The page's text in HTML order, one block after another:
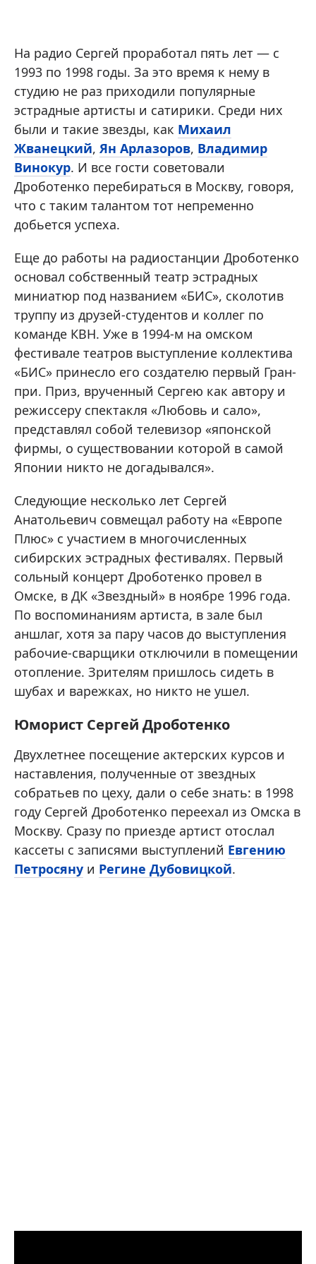
На радио Сергей проработал пять лет — с
1993 по 1998 годы. За это время к нему в
студию не раз приходили популярные
эстрадные артисты и сатирики. Среди них
были и такие звезды, как Михаил
Жванецкий, Ян Арлазоров, Владимир
Винокур. И все гости советовали
Дроботенко перебираться в Москву, говоря,
что с таким талантом тот непременно
добьется успеха.
Еще до работы на радиостанции Дроботенко
основал собственный театр эстрадных
миниатюр под названием «БИС», сколотив
труппу из друзей-студентов и коллег по
команде КВН. Уже в 1994-м на омском
фестивале театров выступление коллектива
«БИС» принесло его создателю первый Гран-
при. Приз, врученный Сергею как автору и
режиссеру спектакля «Любовь и сало»,
представлял собой телевизор «японской
фирмы, о существовании которой в самой
Японии никто не догадывался».
Следующие несколько лет Сергей
Анатольевич совмещал работу на «Европе
Плюс» с участием в многочисленных
сибирских эстрадных фестивалях. Первый
сольный концерт Дроботенко провел в
Омске, в ДК «Звездный» в ноябре 1996 года.
По воспоминаниям артиста, в зале был
аншлаг, хотя за пару часов до выступления
рабочие-сварщики отключили в помещении
отопление. Зрителям пришлось сидеть в
шубах и варежках, но никто не ушел.
Юморист Сергей Дроботенко
Двухлетнее посещение актерских курсов и
наставления, полученные от звездных
собратьев по цеху, дали о себе знать: в 1998
году Сергей Дроботенко переехал из Омска в
Москву. Сразу по приезде артист отослал
кассеты с записями выступлений Евгению
Петросяну и Регине Дубовицкой.